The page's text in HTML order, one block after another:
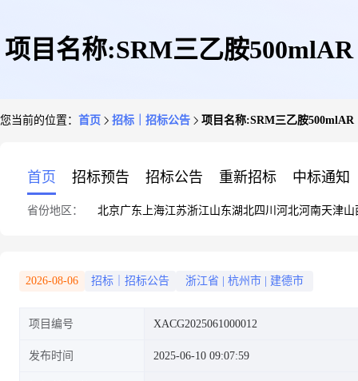
项目名称:SRM三乙胺500mlAR
您当前的位置： 首页 招标｜招标公告 项目名称:SRM三乙胺500mlAR
首页 招标预告 招标公告 重新招标 中标通知
省份地区： 北京广东 上海江苏浙江山东湖北四川 河北河南天津山
2026-08-06 招标｜招标公告 浙江省 杭州市 建德市
项目编号 XACG2025061000012
发布时间 2025-06-10 09:07:59